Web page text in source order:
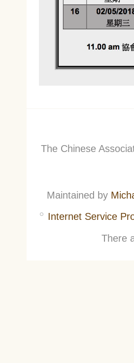
The Chinese
Maintained by
Internet Service
There